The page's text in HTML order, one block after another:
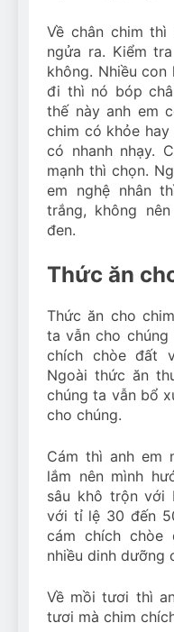
Về chân chim
ngửa ra. Kiểm
không. Nhiều
đi thì nó bóp
thế này anh em
chim có khỏe
có nhanh nhạy.
mạnh thì chọn.
em nghệ nhân
trắng, không
đen.
Thức ăn
Thức ăn cho
ta vẫn cho
chích chòe đất
Ngoài thức ăn
chúng ta vẫn bổ
cho chúng.
Cám thì anh em
lắm nên mình
sâu khô trộn với
với tỉ lệ 30 đến
cám chích chòe
nhiều dinh dưỡng
Về mồi tươi thì
tươi mà chim